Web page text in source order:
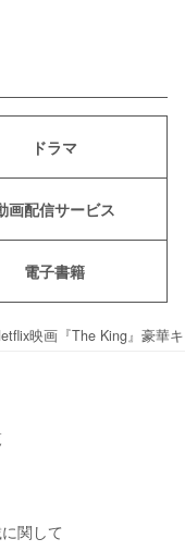
ドラマ
画配信サービス
電子書籍
映画『The King』豪華
関して